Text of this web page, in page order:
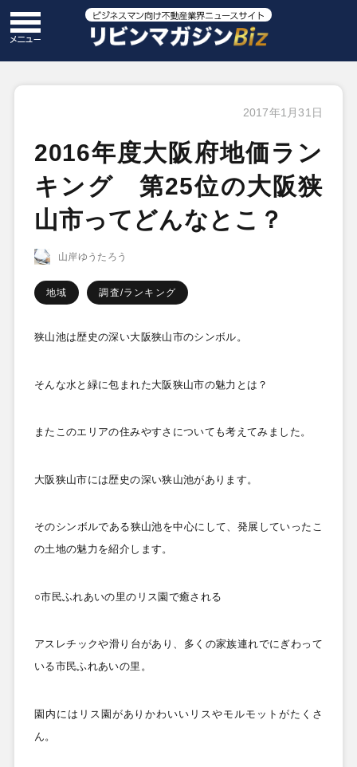
2017年1月31日
2016年度大阪府地価ラン
キング 第25位の大阪狭
山市ってどんなとこ？
山岸ゆうたろう
地域 調査/ランキング
狭山池は歴史の深い大阪狭山市のシンボル。
そんな水と緑に包まれた大阪狭山市の魅力とは？
またこのエリアの住みやすさについても考えてみました。
大阪狭山市には歴史の深い狭山池があります。
そのシンボルである狭山池を中心にして、発展していったこ
の土地の魅力を紹介します。
○市民ふれあいの里のリス園で癒される
アスレチックや滑り台があり、多くの家族連れでにぎわって
いる市民ふれあいの里。
園内にはリス園がありかわいいリスやモルモットがたくさ
ん。